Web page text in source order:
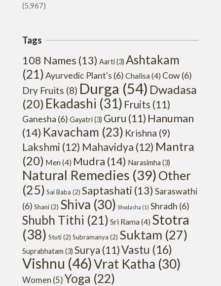
(5,967)
Tags
108 Names (13) Aarti(3) Ashtakam
(21)Ayurvedic Plant's (6) Chalisa(4) Cow(6)
Dry Fruits (8) Durga (54) Dwadasa
(20) Ekadashi (31) Fruits (11)
Ganesha (6) Gayatri(3) Guru (11) Hanuman
(14) Kavacham (23) Krishna (9)
Lakshmi (12) Mahavidya (12) Mantra
(20) Men(4) Mudra (14) Narasimha (3)
Natural Remedies (39) Other
(25) Sai Baba (2) Saptashati (13) Saraswathi
(6) Shani(2) Shiva (30) Shodasha (1) Shradh (6)
Shubh Tithi (21) Sri Rama(4) Stotra
(38) Stuti(2) Subramanya (2) Suktam (27)
Suprabhatam (3) Surya (11)Vastu (16)
Vishnu (46)Vrat Katha (30)
Women (5)Yoga (22)